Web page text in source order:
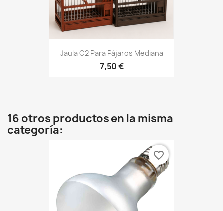
Jaula C2 Para Pájaros Mediana
7,50 €
16 otros productos en la misma
categoría:
favorite_border